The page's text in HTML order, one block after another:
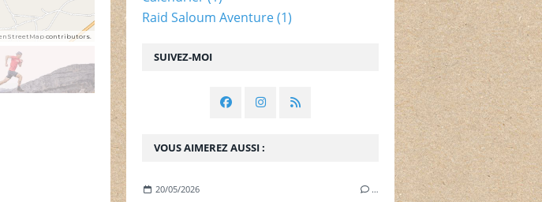
SUIVEZ-MOI
VOUS AIMEREZ AUSSI :
20/05/2026 …
Raid Saloum Aventure(1)